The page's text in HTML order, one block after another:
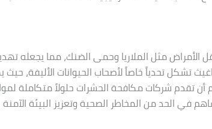
الأمراض مثل الملاريا وحمى الضنك، مما يجعله
تشكل تحدياً خاصاً لأصحاب الحيوانات الأليفة،
أن تقدم شركات مكافحة الحشرات حلولاً متكاملة
في الحد من المخاطر الصحية وتعزيز البيئة الآمنة